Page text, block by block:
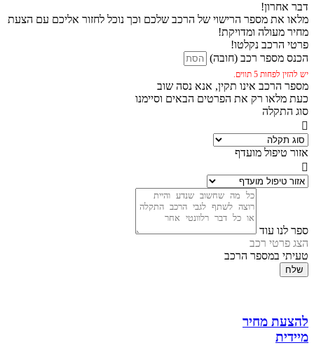
דבר אחרון!
מלאו את מספר הרישוי של הרכב שלכם וכך נוכל לחזור אליכם עם הצעת
מחיר מעולה ומדויקת!
פרטי הרכב נקלטו!
הכנס מספר רכב (חובה)
יש להזין לפחות 5 תווים.
מספר הרכב אינו תקין, אנא נסה שוב
כעת מלאו רק את הפרטים הבאים וסיימנו
סוג התקלה
אזור טיפול מועדף
ספר לנו עוד
הצג פרטי רכב
טעיתי במספר הרכב
שלח
להצעת מחיר
מיידית